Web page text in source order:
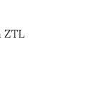
ZTL